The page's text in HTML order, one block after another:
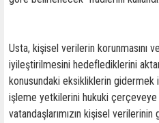
Usta, kişisel verilerin korunmasını
iyileştirilmesini hedeflediklerini
konusundaki eksikliklerin gidermek
işleme yetkilerini hukuki
vatandaşlarımızın kişisel verilerinin